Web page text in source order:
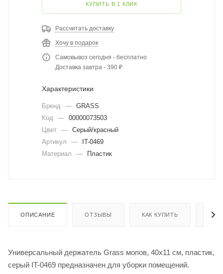
КУПИТЬ В 1 КЛИК
Рассчитать доставку
Хочу в подарок
Самовывоз сегодня - бесплатно
Доставка завтра - 390 ₽
Характеристики
Бренд — GRASS
Код
— 00000073503
Цвет — Серый/красный
Артикул
—
IT-0469
Материал
— Пластик
ОПИСАНИЕ ОТЗЫВЫ КАК КУПИТЬ
Универсальный держатель Grass мопов, 40х11 см, пластик,
серый IT-0469 предназначен для уборки помещений.